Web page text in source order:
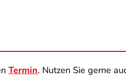
Termin. Nutzen Sie gerne